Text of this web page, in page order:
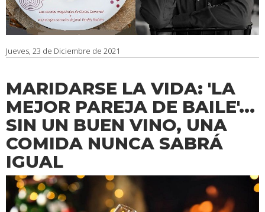
Jueves, 23 de Diciembre de 2021
MARIDARSE LA VIDA: 'LA
MEJOR PAREJA DE BAILE'...
SIN UN BUEN VINO, UNA
COMIDA NUNCA SABRÁ
IGUAL